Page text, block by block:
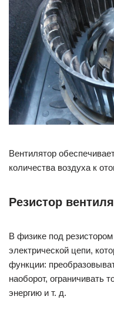
Вентилятор
количества воздуха к
Резистор
В физике под
электрической цепи,
функции:
наоборот, ограничивать
энергию и т. д.